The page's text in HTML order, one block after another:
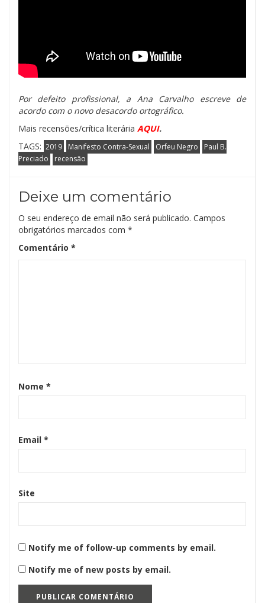
Por defeito profissional, a Ana Carvalho escreve de
acordo com o novo desacordo ortográfico.
Mais recensões/crítica literária AQUI.
TAGS: 2019 Manifesto Contra-Sexual Orfeu Negro
Paul B.
Preciado
recensão
Deixe um comentário
O seu endereço de email não será publicado. Campos
obrigatórios marcados com *
Comentário *
Nome *
Email *
Site
Notify me of follow-up comments by email.
Notify me of new posts by email.